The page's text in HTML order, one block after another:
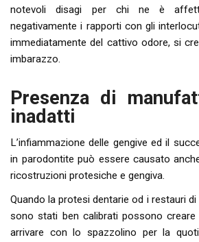
notevoli disagi per chi ne è
negativamente i rapporti con gli
immediatamente del cattivo odore, si
imbarazzo.
Presenza di
inadatti
L’infiammazione delle gengive ed il
in parodontite può essere causato
ricostruzioni protesiche e gengiva.
Quando la protesi dentarie od i restauri
sono stati ben calibrati possono
arrivare con lo spazzolino per la